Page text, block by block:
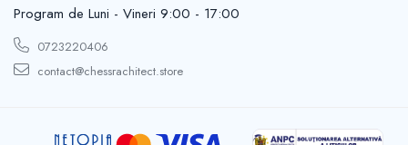
Program de Luni - Vineri 9:00 - 17:00
0723220406
contact@chessrachitect.store